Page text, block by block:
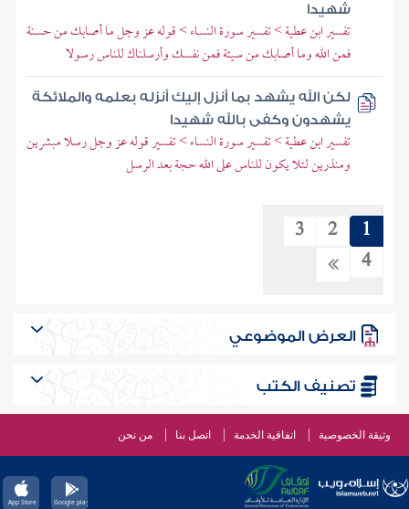
شهيدا
تفسير ابن عطية > تفسير سورة النساء > قوله عز وجل ما أصابك من حسنة
فمن الله وما أصابك من سيئة فمن نفسك وأرسلناك للناس رسولا
لكن الله يشهد بما أنزل إليك أنزله بعلمه والملائكة
يشهدون وكفى بالله شهيدا
تفسير ابن عطية > تفسير سورة النساء > تفسير قوله عز وجل رسلا مبشرين
ومنذرين لئلا يكون للناس على الله حجة بعد الرسل
1
2
3
4
العرض الموضوعي
تصنيف الكتب
وثيقة الخصوصية اتفاقية الخدمة اتصل بنا من نحن